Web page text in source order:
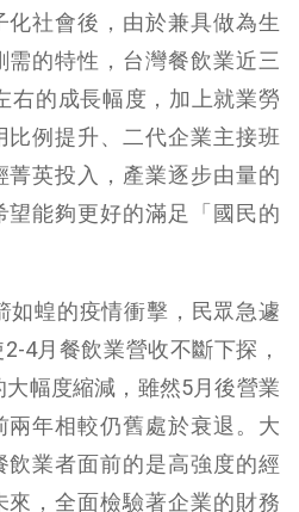
化社會後，由於兼具做為生
的特性，台灣餐飲業近三
右的成長幅度，加上就業勞
例提升、二代企業主接班
菁英投入，產業逐步由量的
能夠更好的滿足「國民的
如蝗的疫情衝擊，民眾急遽
4月餐飲業營收不斷下探，
幅度縮減，雖然5月後營業
年相較仍舊處於衰退。大
業者面前的是高強度的經
，全面檢驗著企業的財務